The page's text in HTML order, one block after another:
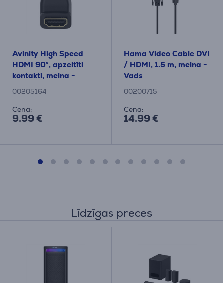
Avinity High Speed ​​
HDMI 90°, apzeltīti
kontakti, melna -
Adapteris
00205164
Cena:
9.99 €
Hama Video Cable DVI
/ HDMI, 1.5 m, melna -
Vads
00200715
Cena:
14.99 €
Līdzīgas preces